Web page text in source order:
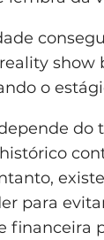
show
o
do
para
financeira